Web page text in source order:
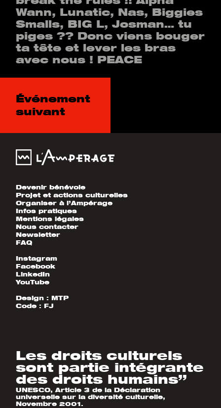
Wann, Lunatic, Nas, Biggies
Smalls, BIG L, Josman… tu
piges ?? Donc viens bouger
ta tête et lever les bras
avec nous ! PEACE
Événement
suivant
Devenir bénévole
Projet et actions culturelles
Organiser à l’Ampérage
Infos pratiques
Mentions légales
Nous contacter
Newsletter
FAQ
Instagram
Facebook
LinkedIn
YouTube
Design : MTP
Code : FJ
Les droits culturels
sont partie intégrante
des droits humains”
UNESCO, Article 3 de la Déclaration
universelle sur la diversité culturelle,
Novembre 2001.